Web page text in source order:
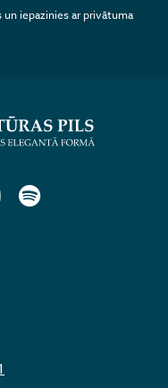
iepazinies ar privātuma